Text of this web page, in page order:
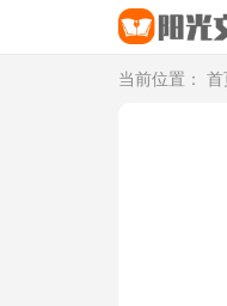
当前位置： 首